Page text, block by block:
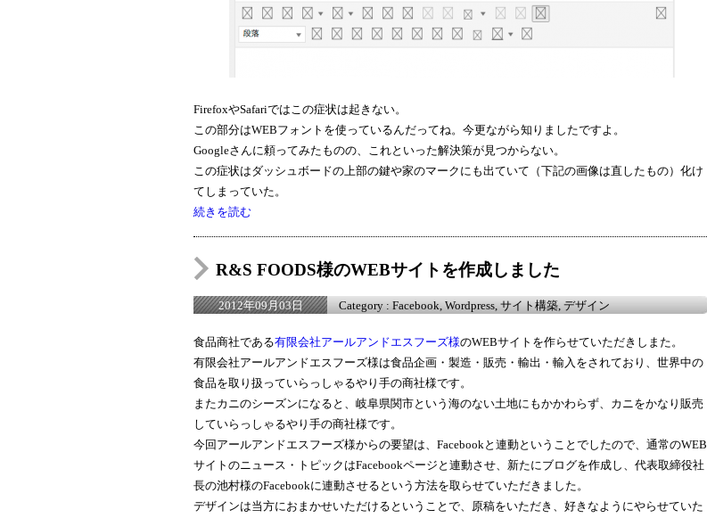
FirefoxやSafariではこの症状は起きない。
この部分はWEBフォントを使っているんだってね。今更ながら知りましたですよ。
Googleさんに頼ってみたものの、これといった解決策が見つからない。
この症状はダッシュボードの上部の鍵や家のマークにも出ていて（下記の画像は直したもの）化け
てしまっていた。
続きを読む
R&S FOODS様のWEBサイトを作成しました
2012年09月03日 Category : Facebook Wordpress, サイト構築, デザイン
食品商社である有限会社アールアンドエスフーズ様のWEBサイトを作らせていただきしまた。
有限会社アールアンドエスフーズ様は食品企画・製造・販売・輸出・輸入をされており、世界中の
食品を取り扱っていらっしゃるやり手の商社様です。
またカニのシーズンになると、岐阜県関市という海のない土地にもかかわらず、カニをかなり販売
していらっしゃるやり手の商社様です。
今回アールアンドエスフーズ様からの要望は、Facebookと連動ということでしたので、通常のWEB
サイトのニュース・トピックはFacebookページと連動させ、新たにブログを作成し、代表取締役社
長の池村様のFacebookに連動させるという方法を取らせていただきました。
デザインは当方におまかせいただけるということで、原稿をいただき、好きなようにやらせていた